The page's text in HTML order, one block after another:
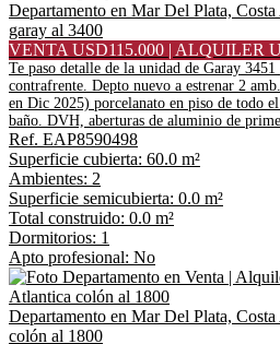
Departamento en Mar Del Plata,
garay al 3400
VENTA USD115.000 | ALQUILER
Te paso detalle de la unidad de Garay
contrafrente. Depto nuevo a estrenar 2
en Dic 2025) porcelanato en piso de todo
baño. DVH, aberturas de aluminio de
Ref. EAP8590498
Superficie cubierta: 60.0 m²
Ambientes: 2
Superficie semicubierta: 0.0 m²
Total construido: 0.0 m²
Dormitorios: 1
Apto profesional: No
Departamento en Mar Del Plata,
colón al 1800